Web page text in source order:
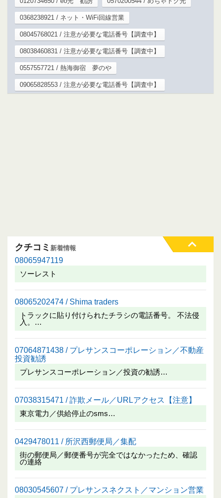
0368238921 / ネット・WiFi回線営業
08045768021 / 注意が必要な電話番号【調査中】
08038460831 / 注意が必要な電話番号【調査中】
0557557721 / 熱海御宿 夢のや
09065828553 / 注意が必要な電話番号【調査中】
クチコミ 新着情報
08065947119
ソーレスト
08065202474 / Shima traders
トラックに貼り付けられたチラシの電話番号。 不法侵
入。…
07064871438 / プレサンスコーポレーション／不動産
投資勧誘
プレサンスコーポレーション／投資の勧誘…
07038315471 / 詐欺メール／URLアクセス【注意】
東京電力／供給停止のsms…
0429478011 / 所沢西郵便局／集配
街の郵便局／郵便番号が完全ではなかったため、確認
の連絡
08030545607 / プレサンスネクスト／マンション営業